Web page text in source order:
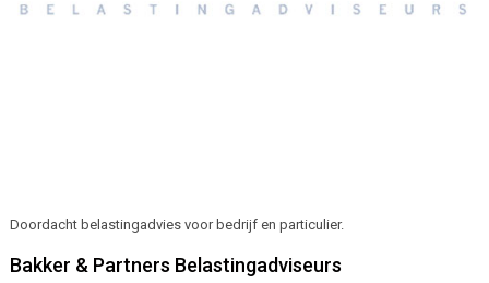
Doordacht belastingadvies voor bedrijf en particulier.
Bakker & Partners Belastingadviseurs